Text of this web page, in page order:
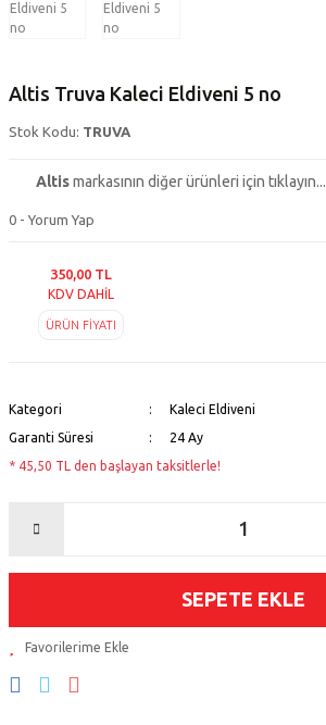
Altis Truva Kaleci Eldiveni 5 no
Stok Kodu: TRUVA
Altismarkasının diğer ürünleri için tıklayın...
0 - Yorum Yap
350,00 TL
KDV DAHİL
ÜRÜN FİYATI
Kategori
Kaleci Eldiveni
Garanti Süresi
24 Ay
* 45,50 TL den başlayan taksitlerle!
SEPETE EKLE